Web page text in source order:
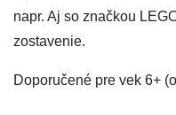
napr. Aj so značkou
zostavenie.
Doporučené pre vek 6+